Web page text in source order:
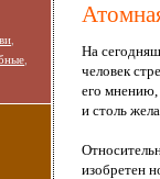
На
человек
его
и столь
изобретен